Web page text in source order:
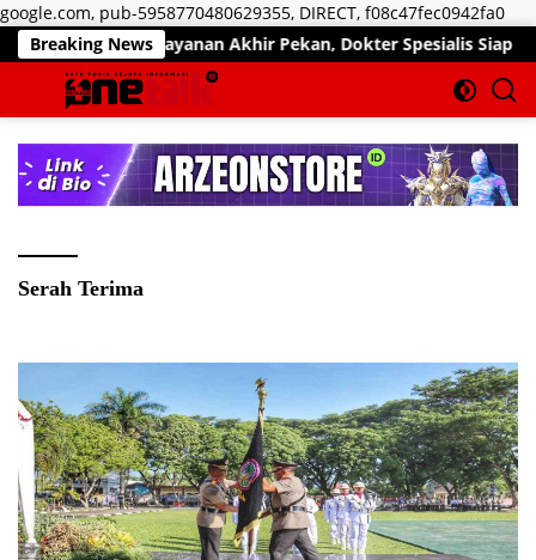
google.com, pub-5958770480629355, DIRECT, f08c47fec0942fa0
ke
Breaking News
Pelayanan Akhir Pekan, Dokter Spesialis Siap Layani
Serah Terima